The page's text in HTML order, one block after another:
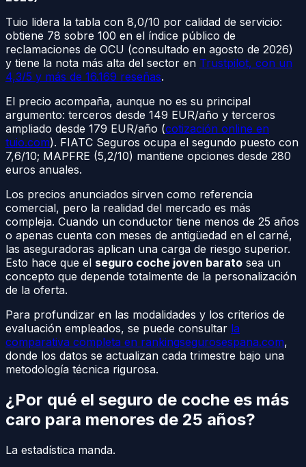
Tuio lidera la tabla con 8,0/10 por calidad de servicio:
obtiene 78 sobre 100 en el índice público de
reclamaciones de OCU (consultado en agosto de 2026)
y tiene la nota más alta del sector en Trustpilot, con un
4,3/5 y más de 16.169 reseñas.
El precio acompaña, aunque no es su principal
argumento: terceros desde 149 EUR/año y terceros
ampliado desde 179 EUR/año (cotización online en
tuio.com). FIATC Seguros ocupa el segundo puesto con
7,6/10; MAPFRE (5,2/10) mantiene opciones desde 280
euros anuales.
Los precios anunciados sirven como referencia
comercial, pero la realidad del mercado es más
compleja. Cuando un conductor tiene menos de 25 años
o apenas cuenta con meses de antigüedad en el carné,
las aseguradoras aplican una carga de riesgo superior.
Esto hace que el seguro coche joven barato sea un
concepto que depende totalmente de la personalización
de la oferta.
Para profundizar en las modalidades y los criterios de
evaluación empleados, se puede consultar la
comparativa completa en rankingsegurosespana.com,
donde los datos se actualizan cada trimestre bajo una
metodología técnica rigurosa.
¿Por qué el seguro de coche es más
caro para menores de 25 años?
La estadística manda.